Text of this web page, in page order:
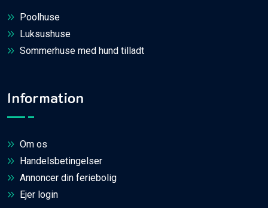
Poolhuse
Luksushuse
Sommerhuse med hund tilladt
Information
Om os
Handelsbetingelser
Annoncer din feriebolig
Ejer login